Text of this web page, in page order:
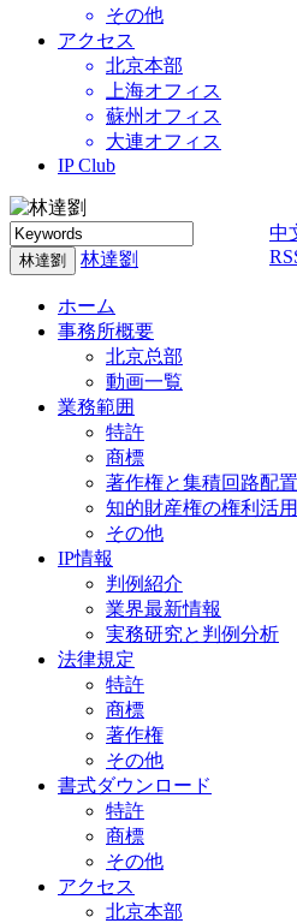
その他
アクセス
北京本部
上海オフィス
蘇州オフィス
大連オフィス
IP Club
中
林達劉 林達劉
ホーム
事務所概要
北京总部
動画一覧
業務範囲
特許
商標
著作権と集積回路配
知的財産権の権利活用
その他
IP情報
判例紹介
業界最新情報
実務研究と判例分析
法律規定
特許
商標
著作権
その他
書式ダウンロード
特許
商標
その他
アクセス
北京本部